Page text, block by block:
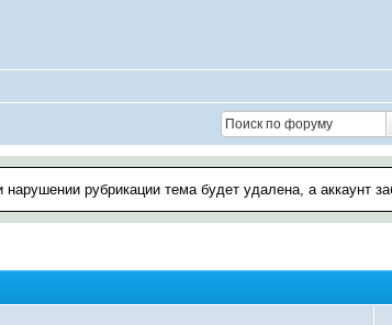
рубрикации тема будет удалена, а аккаунт